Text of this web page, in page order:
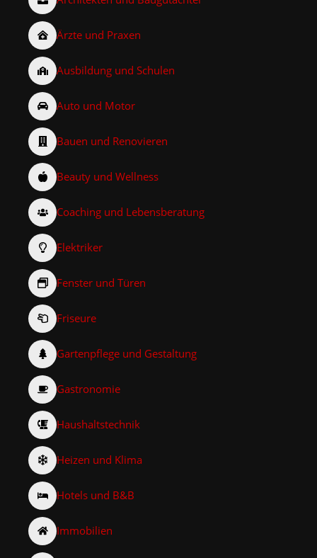
Ärzte und Praxen
Ausbildung und Schulen
Auto und Motor
Bauen und Renovieren
Beauty und Wellness
Coaching und Lebensberatung
Elektriker
Fenster und Türen
Friseure
Gartenpflege und Gestaltung
Gastronomie
Haushaltstechnik
Heizen und Klima
Hotels und B&B
Immobilien